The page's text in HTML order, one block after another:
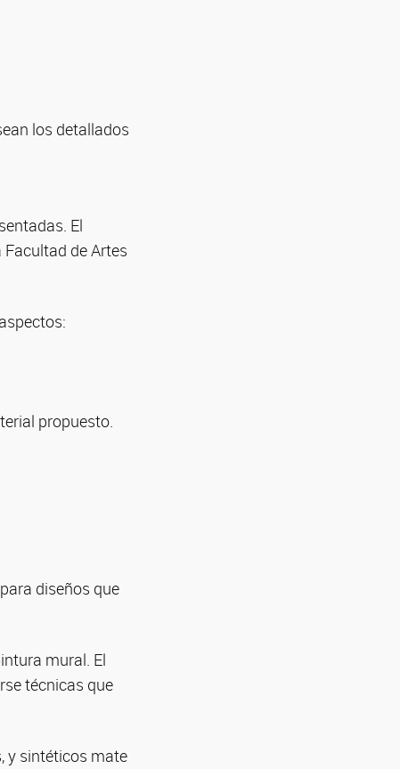
los detallados
El
de Artes
propuesto.
diseños que
mural. El
técnicas que
y sintéticos mate